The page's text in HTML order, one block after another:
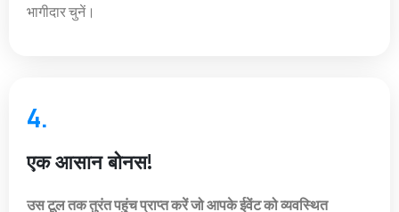
भागीदार चुनें।
4.
एक आसान बोनस!
उस टूल तक तुरंत पहुंच प्राप्त करें जो आपके ईवेंट को व्यवस्थित